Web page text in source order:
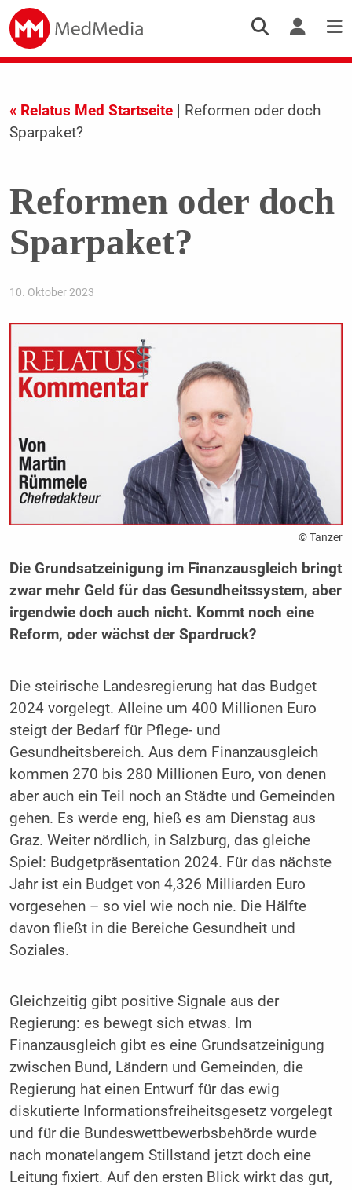
« Relatus Med Startseite| Reformen oder doch
Sparpaket?
Reformen oder doch
Sparpaket?
10. Oktober 2023
© Tanzer
Die Grundsatzeinigung im Finanzausgleich bringt
zwar mehr Geld für das Gesundheitssystem, aber
irgendwie doch auch nicht. Kommt noch eine
Reform, oder wächst der Spardruck?
Die steirische Landesregierung hat das Budget
2024 vorgelegt. Alleine um 400 Millionen Euro
steigt der Bedarf für Pflege- und
Gesundheitsbereich. Aus dem Finanzausgleich
kommen 270 bis 280 Millionen Euro, von denen
aber auch ein Teil noch an Städte und Gemeinden
gehen. Es werde eng, hieß es am Dienstag aus
Graz. Weiter nördlich, in Salzburg, das gleiche
Spiel: Budgetpräsentation 2024. Für das nächste
Jahr ist ein Budget von 4,326 Milliarden Euro
vorgesehen – so viel wie noch nie. Die Hälfte
davon fließt in die Bereiche Gesundheit und
Soziales.
Gleichzeitig gibt positive Signale aus der
Regierung: es bewegt sich etwas. Im
Finanzausgleich gibt es eine Grundsatzeinigung
zwischen Bund, Ländern und Gemeinden, die
Regierung hat einen Entwurf für das ewig
diskutierte Informationsfreiheitsgesetz vorgelegt
und für die Bundeswettbewerbsbehörde wurde
nach monatelangem Stillstand jetzt doch eine
Leitung fixiert. Auf den ersten Blick wirkt das gut,